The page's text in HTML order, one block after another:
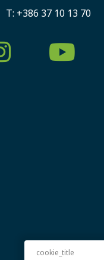
T: +386 37 10 13 70
cookie_title